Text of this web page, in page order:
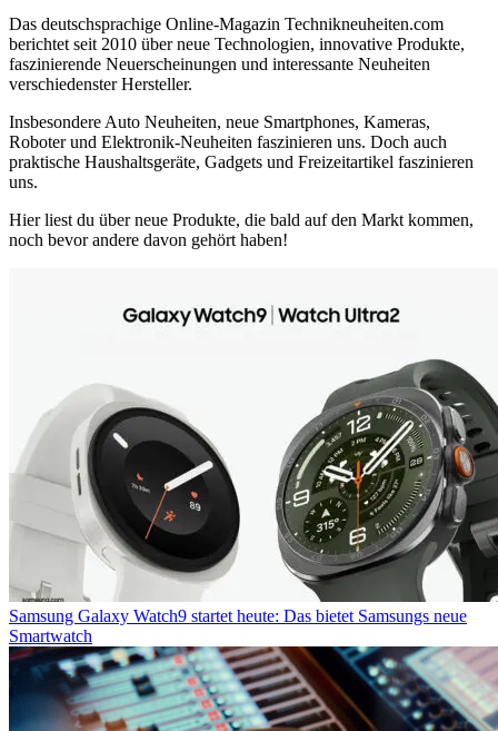
Das deutschsprachige Online-Magazin Technikneuheiten.com
berichtet seit 2010 über neue Technologien, innovative Produkte,
faszinierende Neuerscheinungen und interessante Neuheiten
verschiedenster Hersteller.
Insbesondere Auto Neuheiten, neue Smartphones, Kameras,
Roboter und Elektronik-Neuheiten faszinieren uns. Doch auch
praktische Haushaltsgeräte, Gadgets und Freizeitartikel faszinieren
uns.
Hier liest du über neue Produkte, die bald auf den Markt kommen,
noch bevor andere davon gehört haben!
Samsung Galaxy Watch9 startet heute: Das bietet Samsungs neue
Smartwatch